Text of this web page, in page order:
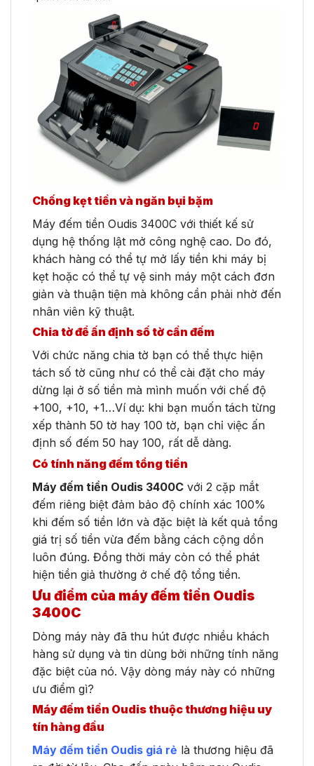
Chống kẹt tiền và ngăn bụi bặm
Máy đếm tiền Oudis 3400C với thiết kế sử
dụng hệ thống lật mở công nghệ cao. Do đó,
khách hàng có thể tự mở lấy tiền khi máy bị
kẹt hoặc có thể tự vệ sinh máy một cách đơn
giản và thuận tiện mà không cần phải nhờ đến
nhân viên kỹ thuật.
Chia tờ để ấn định số tờ cần đếm
Với chức năng chia tờ bạn có thể thực hiện
tách số tờ cũng như có thể cài đặt cho máy
dừng lại ở số tiền mà mình muốn với chế độ
+100, +10, +1…Ví dụ: khi bạn muốn tách từng
xếp thành 50 tờ hay 100 tờ, bạn chỉ việc ấn
định số đếm 50 hay 100, rất dễ dàng.
Có tính năng đếm tổng tiền
Máy đếm tiền Oudis 3400C với 2 cặp mắt
đếm riêng biệt đảm bảo độ chính xác 100%
khi đếm số tiền lớn và đặc biệt là kết quả tổng
giá trị số tiền vừa đếm bằng cách cộng dồn
luôn đúng. Đồng thời máy còn có thể phát
hiện tiền giả thường ở chế độ tổng tiền.
Ưu điểm của máy đếm tiền Oudis
3400C
Dòng máy này đã thu hút được nhiều khách
hàng sử dụng và tin dùng bởi những tính năng
đặc biệt của nó. Vậy dòng máy này có những
ưu điểm gì?
Máy đếm tiền Oudis thuộc thương hiệu uy
tín hàng đầu
Máy đếm tiền Oudis giá rẻ là thương hiệu đã